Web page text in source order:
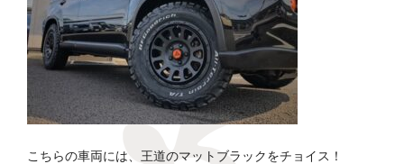
こちらの車両には、王道のマットブラックをチョイス！